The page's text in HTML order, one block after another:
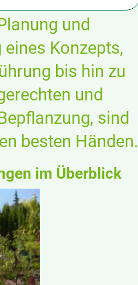
und
Konzepts,
bis hin zu
und
sind
besten Händen.
im Überblick